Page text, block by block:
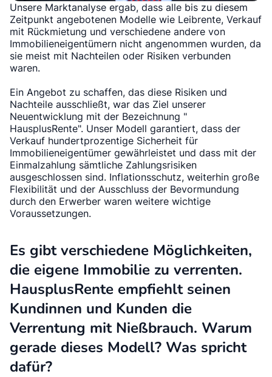
Unsere Marktanalyse ergab, dass alle bis zu diesem
Zeitpunkt angebotenen Modelle wie Leibrente, Verkauf
mit Rückmietung und verschiedene andere von
Immobilieneigentümern nicht angenommen wurden, da
sie meist mit Nachteilen oder Risiken verbunden
waren.
Ein Angebot zu schaffen, das diese Risiken und
Nachteile ausschließt, war das Ziel unserer
Neuentwicklung mit der Bezeichnung "
HausplusRente". Unser Modell garantiert, dass der
Verkauf hundertprozentige Sicherheit für
Immobilieneigentümer gewährleistet und dass mit der
Einmalzahlung sämtliche Zahlungsrisiken
ausgeschlossen sind. Inflationsschutz, weiterhin große
Flexibilität und der Ausschluss der Bevormundung
durch den Erwerber waren weitere wichtige
Voraussetzungen.
Es gibt verschiedene Möglichkeiten,
die eigene Immobilie zu verrenten.
HausplusRente empfiehlt seinen
Kundinnen und Kunden die
Verrentung mit Nießbrauch. Warum
gerade dieses Modell? Was spricht
dafür?